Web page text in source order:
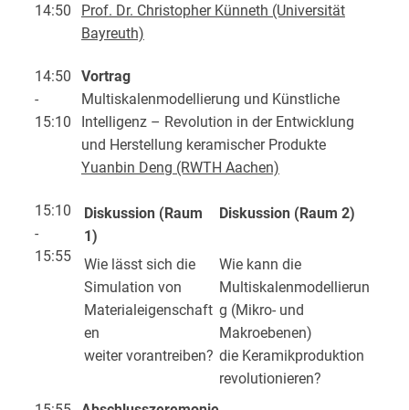
14:50
Prof. Dr. Christopher Künneth (Universität
Bayreuth)
14:50
-
15:10
Vortrag
Multiskalenmodellierung und Künstliche
Intelligenz – Revolution in der Entwicklung
und Herstellung keramischer Produkte
Yuanbin Deng (RWTH Aachen)
15:10
-
15:55
Diskussion (Raum
1)
Diskussion (Raum 2)
Wie lässt sich die
Simulation von
Materialeigenschaft
en
weiter vorantreiben?
Wie kann die
Multiskalenmodellierun
g (Mikro- und
Makroebenen)
die Keramikproduktion
revolutionieren?